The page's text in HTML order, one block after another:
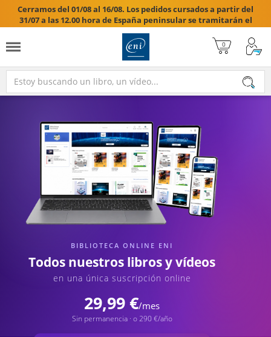
Cerramos del 01/08 al 16/08. Los pedidos cursados a partir del
31/07 a las 12.00 hora de España peninsular se tramitarán el
17/08/2026.

BIBLIOTECA ONLINE ENI
Todos nuestros libros y vídeos
en una única suscripción online
29,99 €/mes
Sin permanencia · o 290 €/año